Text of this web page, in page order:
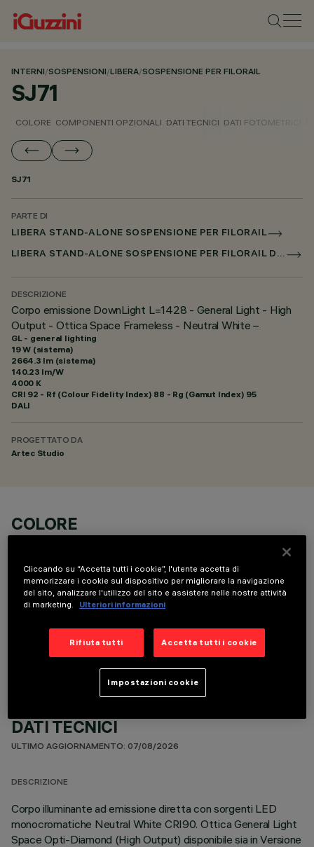
INTERNI/SOSPENSIONI/LIBERA/SOSPENSIONE PER FILORAIL
SJ71
COLORE COMPONENTI OPZIONALI DATI TECNICI DATI FOTOMETRICI
SJ71
PARTE DI
LIBERA STAND-ALONE SOSPENSIONE PER FILORAIL
LIBERA STAND-ALONE SOSPENSIONE PER FILORAIL DALI POWERLINE
DESCRIZIONE
Corpo emissione DownLight L=1428 - General Light - High
Output - Ottica Space Frameless - Neutral White –
GL - general lighting
19 W (sistema)
2664.3 lm (sistema)
140.23 lm/W
4000 K
CRI 92 - Rf (Colour Fidelity Index) 88 - Rg (Gamut Index) 95
DALI
PROGETTATO DA
Artec Studio
COLORE
COMPONENTI OPZIONALI
DATI TECNICI
ULTIMO AGGIORNAMENTO: 07/08/2026
DESCRIZIONE
Corpo illuminante ad emissione diretta con sorgenti LED
monocromatiche Neutral White CRI90. Ottica General Light
Space Opti-Diamond (High Output) disponibile sia in Versione
Cliccando su “Accetta tutti i cookie”, l'utente accetta di
memorizzare i cookie sul dispositivo per migliorare la navigazione
del sito, analizzare l'utilizzo del sito e assistere nelle nostre attività
di marketing.
Ulteriori informazioni
Rifiuta tutti Accetta tutti i cookie
Impostazioni cookie